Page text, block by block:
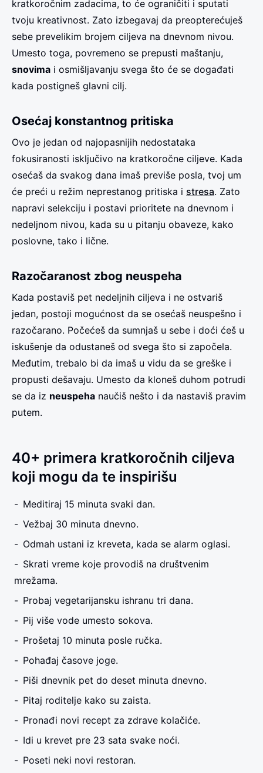
kratkoročnim zadacima, to će ograničiti i sputati
tvoju kreativnost. Zato izbegavaj da preopterećuješ
sebe prevelikim brojem ciljeva na dnevnom nivou.
Umesto toga, povremeno se prepusti maštanju,
snovima i osmišljavanju svega što će se događati
kada postigneš glavni cilj.
Osećaj konstantnog pritiska
Ovo je jedan od najopasnijih nedostataka
fokusiranosti isključivo na kratkoročne ciljeve. Kada
osećaš da svakog dana imaš previše posla, tvoj um
će preći u režim neprestanog pritiska i stresa. Zato
napravi selekciju i postavi prioritete na dnevnom i
nedeljnom nivou, kada su u pitanju obaveze, kako
poslovne, tako i lične.
Razočaranost zbog neuspeha
Kada postaviš pet nedeljnih ciljeva i ne ostvariš
jedan, postoji mogućnost da se osećaš neuspešno i
razočarano. Počećeš da sumnjaš u sebe i doći ćeš u
iskušenje da odustaneš od svega što si započela.
Međutim, trebalo bi da imaš u vidu da se greške i
propusti dešavaju. Umesto da kloneš duhom potrudi
se da iz neuspeha naučiš nešto i da nastaviš pravim
putem.
40+ primera kratkoročnih ciljeva
koji mogu da te inspirišu
Meditiraj 15 minuta svaki dan.
Vežbaj 30 minuta dnevno.
Odmah ustani iz kreveta, kada se alarm oglasi.
Skrati vreme koje provodiš na društvenim
mrežama.
Probaj vegetarijansku ishranu tri dana.
Pij više vode umesto sokova.
Prošetaj 10 minuta posle ručka.
Pohađaj časove joge.
Piši dnevnik pet do deset minuta dnevno.
Pitaj roditelje kako su zaista.
Pronađi novi recept za zdrave kolačiće.
Idi u krevet pre 23 sata svake noći.
Poseti neki novi restoran.